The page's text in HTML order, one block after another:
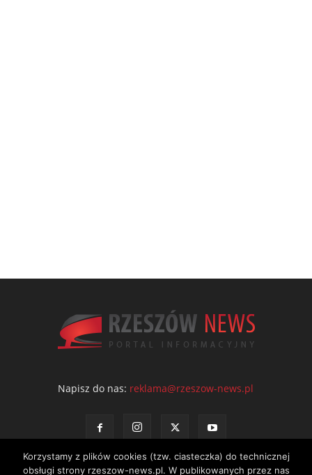
Napisz do nas: reklama@rzeszow-news.pl
Korzystamy z plików cookies (tzw. ciasteczka) do technicznej
obsługi strony rzeszow-news.pl. W publikowanych przez nas